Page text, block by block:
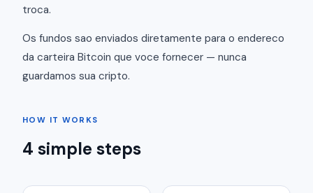
troca.
Os fundos sao enviados diretamente para o endereco
da carteira Bitcoin que voce fornecer — nunca
guardamos sua cripto.
HOW IT WORKS
4 simple steps